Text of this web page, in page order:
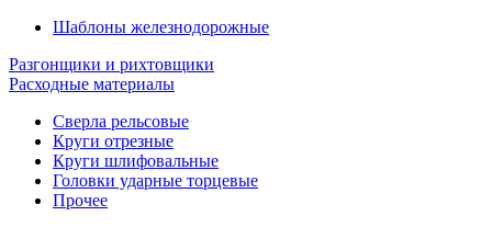
Шаблоны железнодорожные
Разгонщики и рихтовщики
Расходные материалы
Сверла рельсовые
Круги отрезные
Круги шлифовальные
Головки ударные торцевые
Прочее